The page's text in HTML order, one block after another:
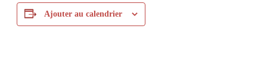
Ajouter au calendrier